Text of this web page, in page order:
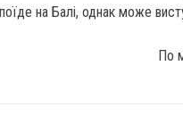
на Балі, однак може
По